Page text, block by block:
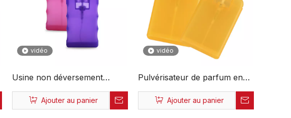
vidéo
Usine non déversement
liquide personnalisé OEM
ODM 20 ml vente en gros
Ajouter au panier
vidéo
Pulvérisateur de parfum en
plastique Portable vide, vente
en gros d'usine, carte de
Ajouter au panier